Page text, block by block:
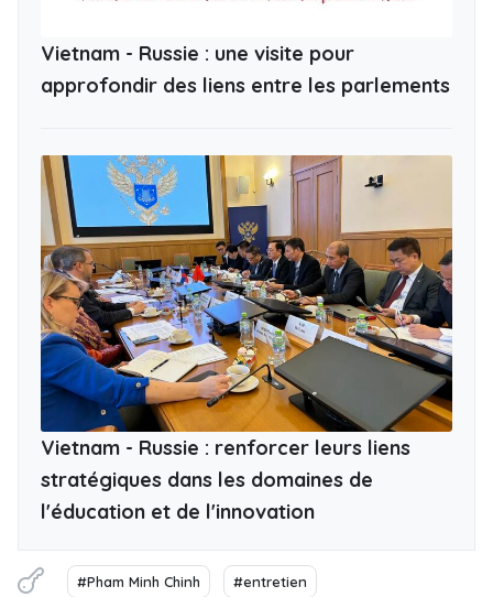
Vietnam - Russie : une visite pour
approfondir des liens entre les parlements
Vietnam - Russie : renforcer leurs liens
stratégiques dans les domaines de
l'éducation et de l'innovation
#Pham Minh Chinh #entretien